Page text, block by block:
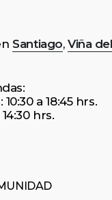
Santiago, Viña
a 18:45 hrs.
hrs.